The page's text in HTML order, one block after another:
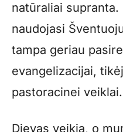
natūraliai supranta.
naudojasi
tampa geriau
evangelizacijai,
pastoracinei veiklai.
Dievas veikia, o